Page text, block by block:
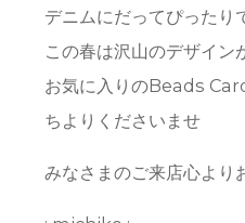
デニムにだってぴったり
この春は沢山のデザイン
お気に入りのBeads
ちよりくださいませ
みなさまのご来店心より